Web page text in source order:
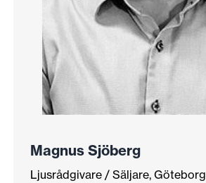
Magnus Sjöberg
Ljusrådgivare / Säljare, Göteborg